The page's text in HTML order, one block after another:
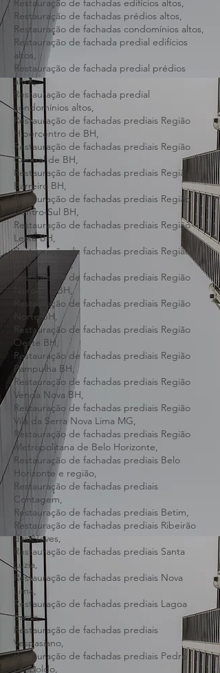
Restauração de fachadas edifícios altos,
Restauração de fachadas prédios altos,
Restauração de fachadas condomínios altos,
Restauração de fachada predial edifícios
altos,
Restauração de fachada predial prédios
altos,
Restauração de fachada predial
condomínios altos,
Restauração de fachadas prediais Região
Hipercentro de BH,
Restauração de fachadas prediais Região
Central de BH,
Restauração de fachadas prediais Região
Barreiro BH,
Restauração de fachadas prediais Região
Centro-Sul BH,
Restauração de fachadas prediais Região
Leste BH,
Restauração de fachadas prediais Região
Nordeste BH,
Restauração de fachadas prediais Região
Noroeste BH,
Restauração de fachadas prediais Região
Norte BH,
Restauração de fachadas prediais Região
Oeste BH,
Restauração de fachadas prediais Região
Pampulha BH,
Restauração de fachadas prediais Região
Venda Nova BH,
Restauração de fachadas prediais Região
Vila da Serra Nova Lima MG,
Restauração de fachadas prediais Região
Metropolitana de Belo Horizonte,
Restauração de fachadas prediais Belo
Horizonte e região,
Restauração de fachadas prediais
Contagem,
Restauração de fachadas prediais Betim,
Restauração de fachadas prediais Ribeirão
das Neves,
Restauração de fachadas prediais Santa
Luzia,
Restauração de fachadas prediais Nova
Lima,
Restauração de fachadas prediais Lagoa
Santa,
Restauração de fachadas prediais
Vespasiano,